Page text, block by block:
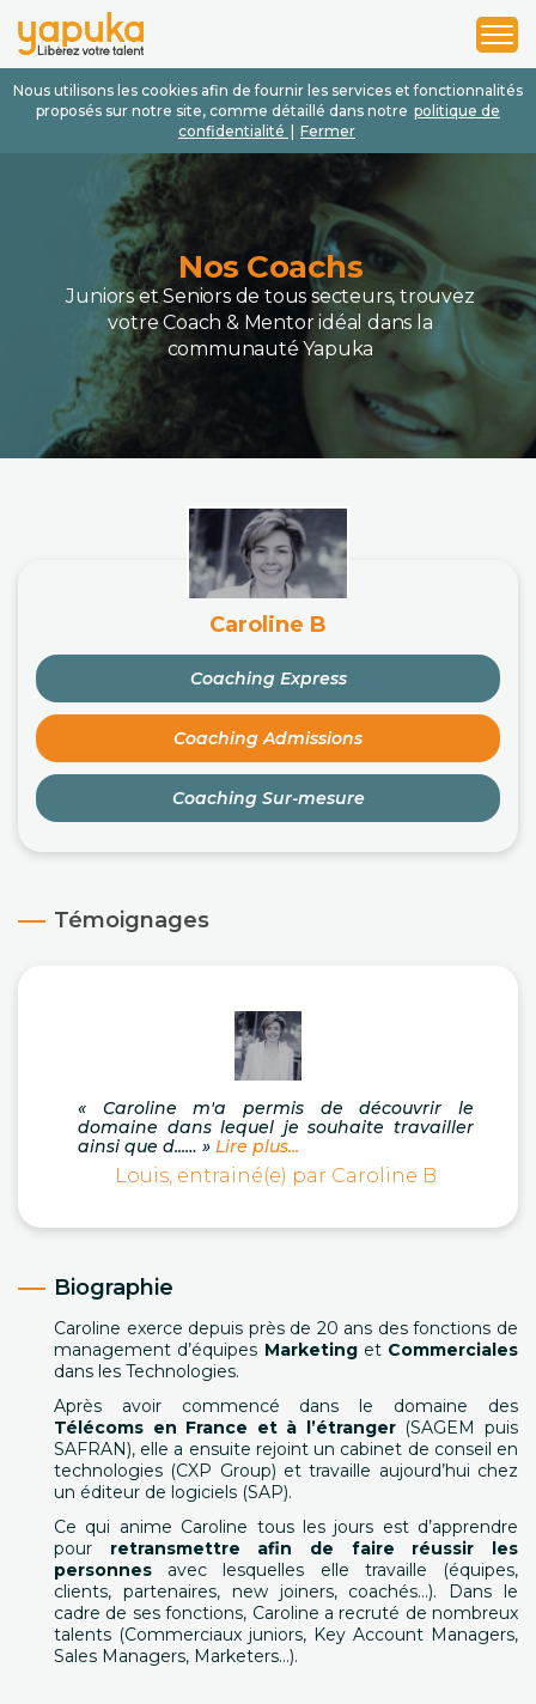
Nous utilisons les cookies afin de fournir les services et fonctionnalités
proposés sur notre site, comme détaillé dans notre politique de
confidentialité
Fermer
1
2
3
Nos Coachs
Juniors et Seniors de tous secteurs, trouvez
votre Coach & Mentor idéal dans la
communauté Yapuka
Caroline B
Coaching Express
Coaching Admissions
Coaching Sur-mesure
Témoignages
« Caroline m'a permis de découvrir le
domaine dans lequel je souhaite travailler
ainsi que d...… » Lire plus...
Louis, entrainé(e) par Caroline B
Biographie
Caroline exerce depuis près de 20 ans des fonctions de
management d’équipes Marketing et Commerciales
dans les Technologies.
Après avoir commencé dans le domaine des
Télécoms en France et à l’étranger(SAGEM puis
SAFRAN), elle a ensuite rejoint un cabinet de conseil en
technologies (CXP Group) et travaille aujourd’hui chez
un éditeur de logiciels (SAP).
Ce qui anime Caroline tous les jours est d’apprendre
pour retransmettre afin de faire réussir les
personnes avec lesquelles elle travaille (équipes,
clients, partenaires, new joiners, coachés…).
Dans le
cadre de ses fonctions, Caroline a recruté de nombreux
talents (Commerciaux juniors, Key Account Managers,
Sales Managers, Marketers...).